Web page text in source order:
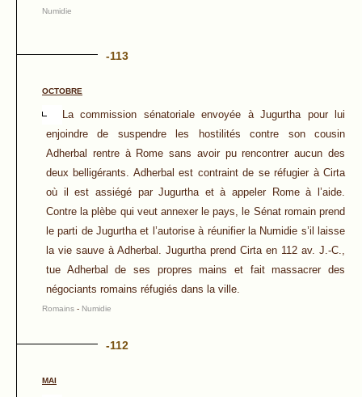
Numidie
-113
OCTOBRE
La commission sénatoriale envoyée à Jugurtha pour lui
enjoindre de suspendre les hostilités contre son cousin
Adherbal rentre à Rome sans avoir pu rencontrer aucun des
deux belligérants. Adherbal est contraint de se réfugier à Cirta
où il est assiégé par Jugurtha et à appeler Rome à l’aide.
Contre la plèbe qui veut annexer le pays, le Sénat romain prend
le parti de Jugurtha et l’autorise à réunifier la Numidie s’il laisse
la vie sauve à Adherbal. Jugurtha prend Cirta en 112 av. J.-C.,
tue Adherbal de ses propres mains et fait massacrer des
négociants romains réfugiés dans la ville.
Romains - Numidie
-112
MAI